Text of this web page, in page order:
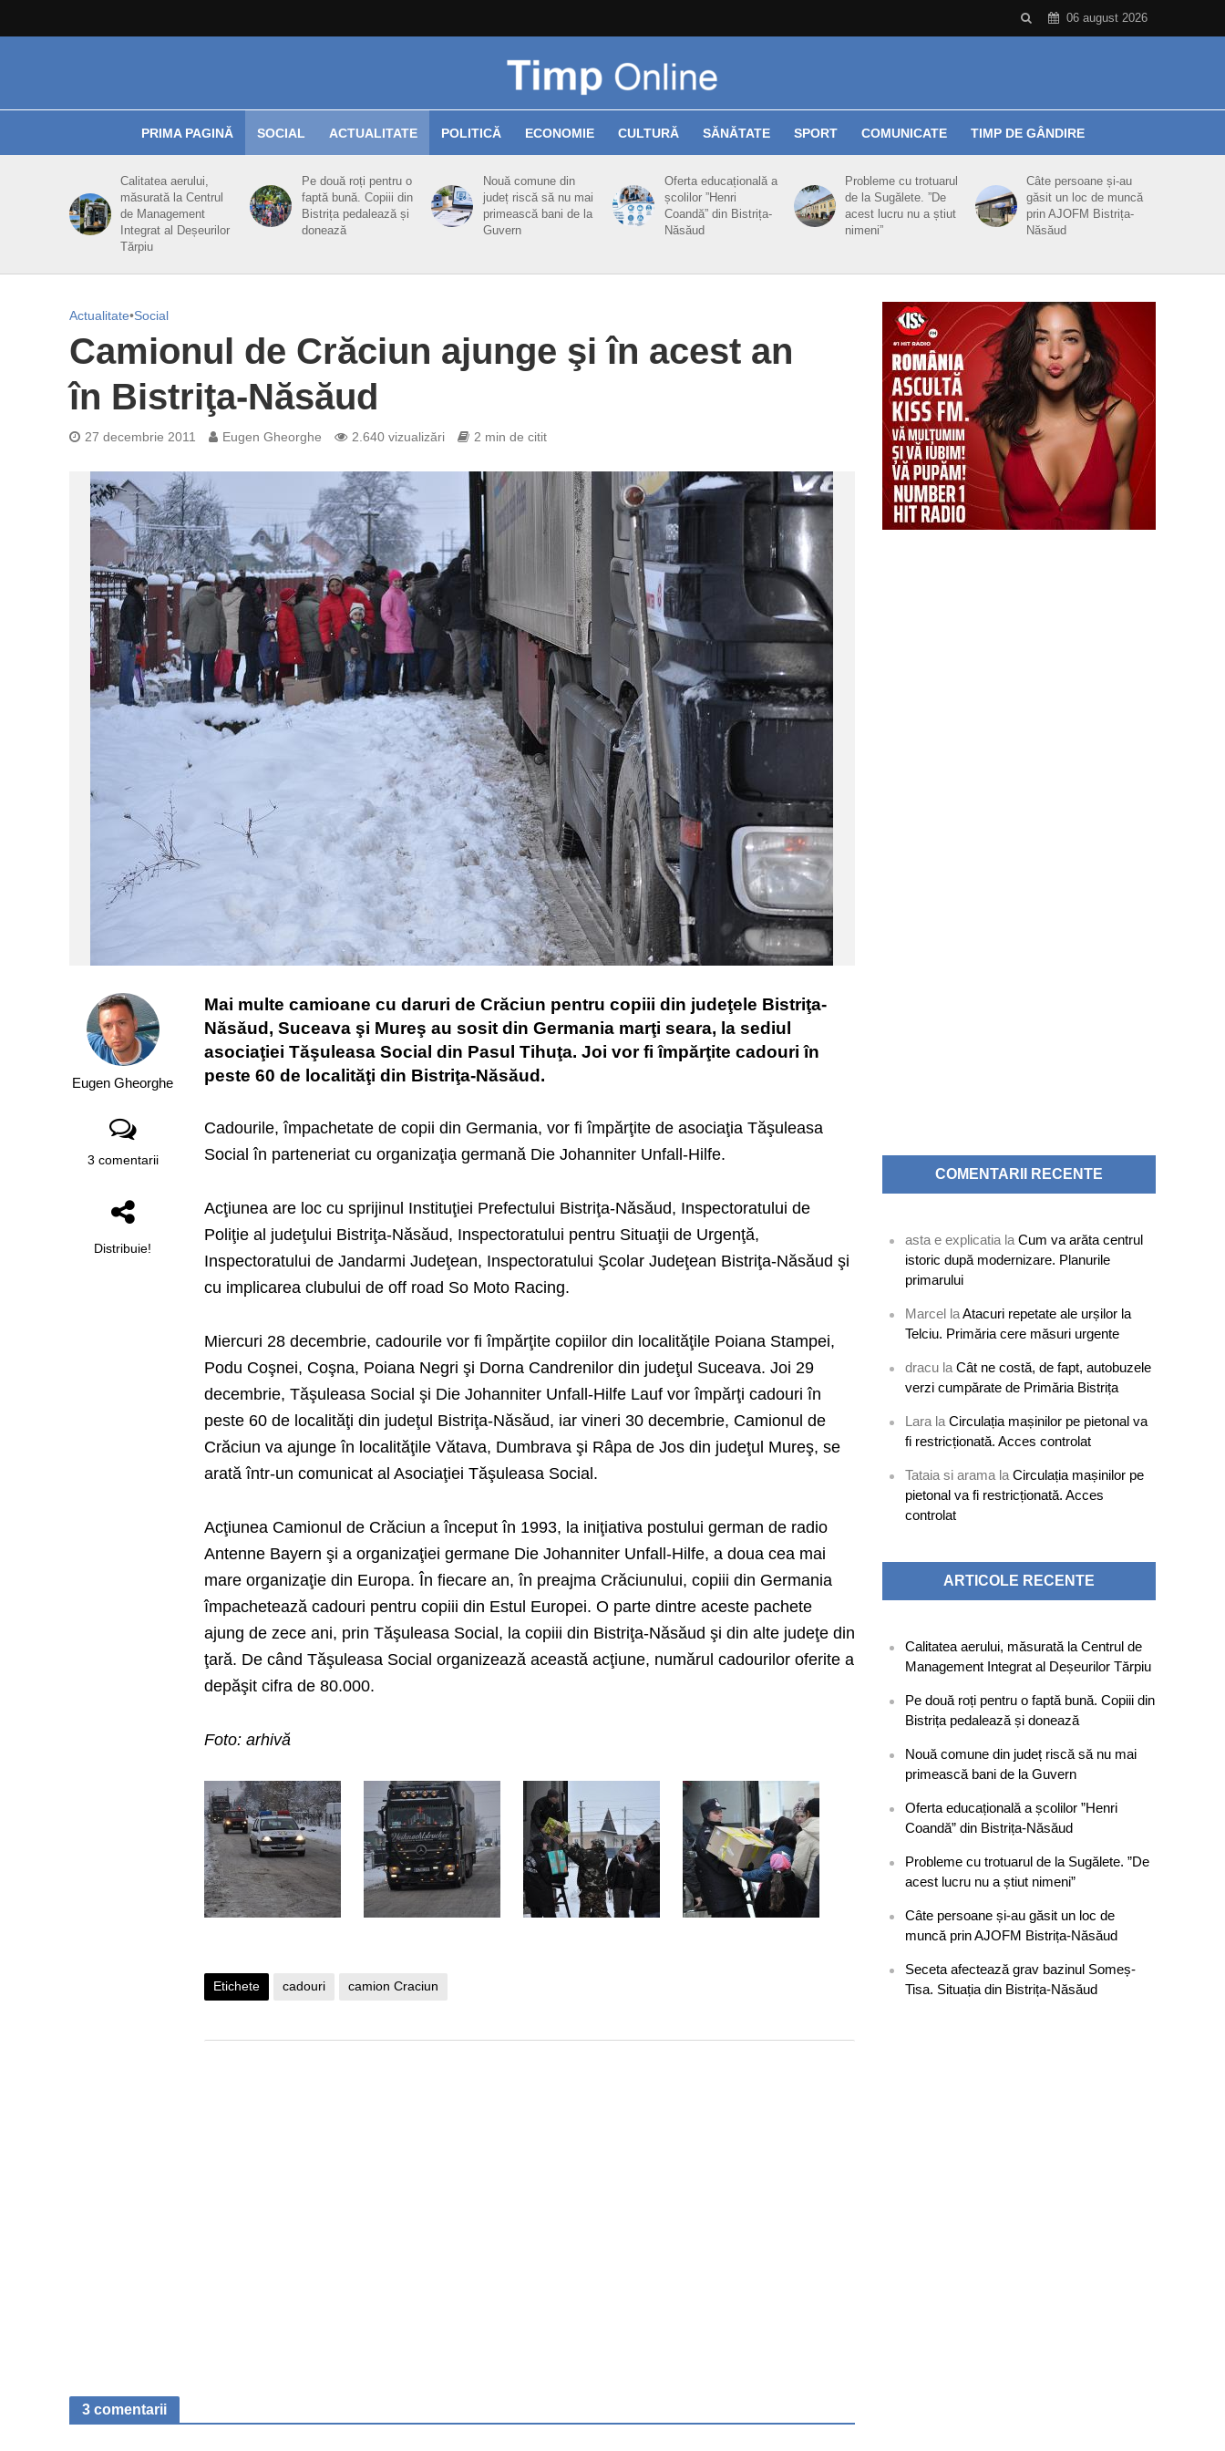
06 august 2026
PRIMA PAGINĂ SOCIAL ACTUALITATE POLITICĂ ECONOMIE CULTURĂ SĂNĂTATE SPORT COMUNICATE TIMP DE GÂNDIRE
Calitatea aerului,
măsurată la Centrul
de Management
Integrat al Deșeurilor
Tărpiu
Pe două roți pentru o
faptă bună. Copiii din
Bistrița pedalează și
donează
Nouă comune din
județ riscă să nu mai
primească bani de la
Guvern
Oferta educațională a
școlilor ”Henri
Coandă” din Bistrița-
Năsăud
Probleme cu trotuarul
de la Sugălete. ”De
acest lucru nu a știut
nimeni”
Câte persoane și-au
găsit un loc de muncă
prin AJOFM Bistrița-
Năsăud
Actualitate•Social
Camionul de Crăciun ajunge şi în acest an
în Bistriţa-Năsăud
27 decembrie 2011 Eugen Gheorghe 2.640 vizualizări 2 min de citit
Eugen Gheorghe
3 comentarii
Distribuie!
Mai multe camioane cu daruri de Crăciun pentru copiii din judeţele Bistriţa-
Năsăud, Suceava şi Mureş au sosit din Germania marţi seara, la sediul
asociaţiei Tăşuleasa Social din Pasul Tihuţa. Joi vor fi împărţite cadouri în
peste 60 de localităţi din Bistriţa-Năsăud.
Cadourile, împachetate de copii din Germania, vor fi împărţite de asociaţia Tăşuleasa
Social în parteneriat cu organizaţia germană Die Johanniter Unfall-Hilfe.
Acţiunea are loc cu sprijinul Instituţiei Prefectului Bistriţa-Năsăud, Inspectoratului de
Poliţie al judeţului Bistriţa-Năsăud, Inspectoratului pentru Situaţii de Urgenţă,
Inspectoratului de Jandarmi Judeţean, Inspectoratului Şcolar Judeţean Bistriţa-Năsăud şi
cu implicarea clubului de off road So Moto Racing.
Miercuri 28 decembrie, cadourile vor fi împărţite copiilor din localităţile Poiana Stampei,
Podu Coşnei, Coşna, Poiana Negri şi Dorna Candrenilor din judeţul Suceava. Joi 29
decembrie, Tăşuleasa Social şi Die Johanniter Unfall-Hilfe Lauf vor împărţi cadouri în
peste 60 de localităţi din judeţul Bistriţa-Năsăud, iar vineri 30 decembrie, Camionul de
Crăciun va ajunge în localităţile Vătava, Dumbrava şi Râpa de Jos din judeţul Mureş, se
arată într-un comunicat al Asociaţiei Tăşuleasa Social.
Acţiunea Camionul de Crăciun a început în 1993, la iniţiativa postului german de radio
Antenne Bayern şi a organizaţiei germane Die Johanniter Unfall-Hilfe, a doua cea mai
mare organizaţie din Europa. În fiecare an, în preajma Crăciunului, copiii din Germania
împachetează cadouri pentru copiii din Estul Europei. O parte dintre aceste pachete
ajung de zece ani, prin Tăşuleasa Social, la copiii din Bistriţa-Năsăud şi din alte judeţe din
ţară. De când Tăşuleasa Social organizează această acţiune, numărul cadourilor oferite a
depăşit cifra de 80.000.
Foto: arhivă
Etichete cadouri camion Craciun
3 comentarii
COMENTARII RECENTE
asta e explicatia laCum va arăta centrul
istoric după modernizare. Planurile
primarului
Marcel laAtacuri repetate ale urșilor la
Telciu. Primăria cere măsuri urgente
dracu laCât ne costă, de fapt, autobuzele
verzi cumpărate de Primăria Bistrița
Lara laCirculația mașinilor pe pietonal va
fi restricționată. Acces controlat
Tataia si arama laCirculația mașinilor pe
pietonal va fi restricționată. Acces
controlat
ARTICOLE RECENTE
Calitatea aerului, măsurată la Centrul de
Management Integrat al Deșeurilor Tărpiu
Pe două roți pentru o faptă bună. Copiii din
Bistrița pedalează și donează
Nouă comune din județ riscă să nu mai
primească bani de la Guvern
Oferta educațională a școlilor ”Henri
Coandă” din Bistrița-Năsăud
Probleme cu trotuarul de la Sugălete. ”De
acest lucru nu a știut nimeni”
Câte persoane și-au găsit un loc de
muncă prin AJOFM Bistrița-Năsăud
Seceta afectează grav bazinul Someș-
Tisa. Situația din Bistrița-Năsăud